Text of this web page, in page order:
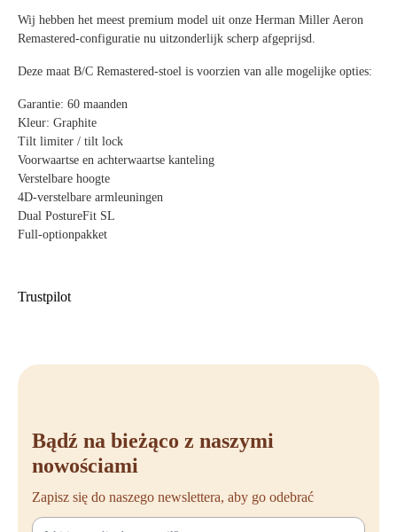
Wij hebben het meest premium model uit onze Herman Miller Aeron
Remastered-configuratie nu uitzonderlijk scherp afgeprijsd.
Deze maat B/C Remastered-stoel is voorzien van alle mogelijke opties:
Garantie: 60 maanden
Kleur: Graphite
Tilt limiter / tilt lock
Voorwaartse en achterwaartse kanteling
Verstelbare hoogte
4D-verstelbare armleuningen
Dual PostureFit SL
Full-optionpakket
Trustpilot
Bądź na bieżąco z naszymi
nowościami
Zapisz się do naszego newslettera, aby go odebrać